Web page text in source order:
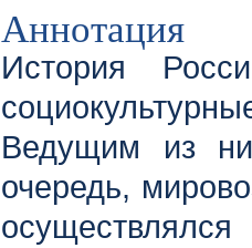
Аннотация
История
Ведущим из
очередь,